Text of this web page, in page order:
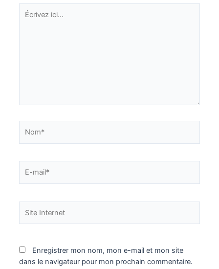
Écrivez
ici…
mail*
Internet
Enregistrer mon nom, mon e-mail et mon site
dans le navigateur pour mon prochain commentaire.